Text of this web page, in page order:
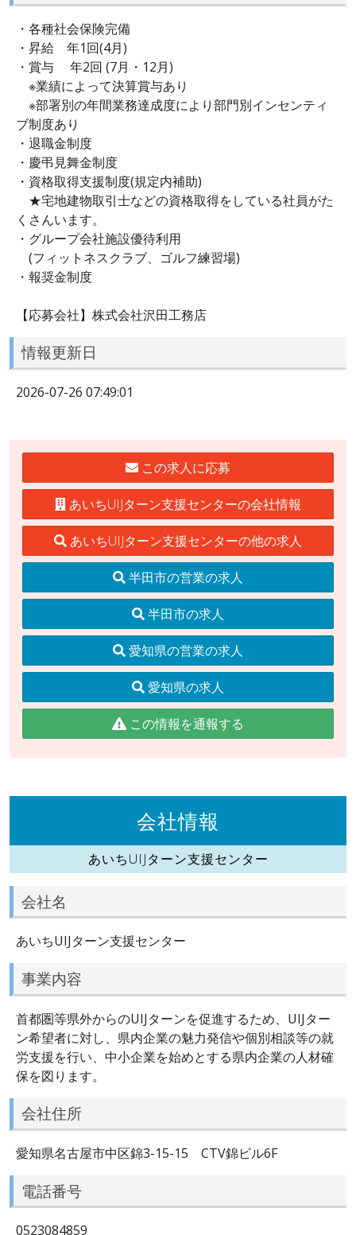
・各種社会保険完備
・昇給 年1回(4月)
・賞与 年2回 (7月・12月)
※業績によって決算賞与あり
※部署別の年間業務達成度により部門別インセンティ
ブ制度あり
・退職金制度
・慶弔見舞金制度
・資格取得支援制度(規定内補助)
★宅地建物取引士などの資格取得をしている社員がた
くさんいます。
・グループ会社施設優待利用
(フィットネスクラブ、ゴルフ練習場)
・報奨金制度
【応募会社】株式会社沢田工務店
情報更新日
2026-07-26 07:49:01
この求人に応募
あいちUIJターン支援センターの会社情報
あいちUIJターン支援センターの他の求人
半田市の営業の求人
半田市の求人
愛知県の営業の求人
愛知県の求人
この情報を通報する
会社情報
あいちUIJターン支援センター
会社名
あいちUIJターン支援センター
事業内容
首都圏等県外からのUIJターンを促進するため、UIJター
ン希望者に対し、県内企業の魅力発信や個別相談等の就
労支援を行い、中小企業を始めとする県内企業の人材確
保を図ります。
会社住所
愛知県名古屋市中区錦3-15-15 CTV錦ビル6F
電話番号
0523084859